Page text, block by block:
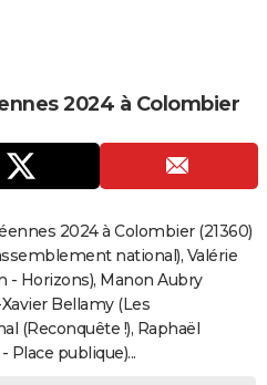
2024 à Colombier
2024 à Colombier (21360)
national), Valérie
- Horizons), Manon Aubry
Bellamy (Les
(Reconquête !), Raphaël
Place publique)...